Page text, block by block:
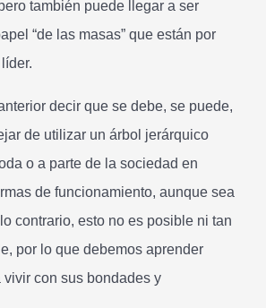
también puede llegar a ser
“de las masas” que están por
decir que se debe, se puede,
de utilizar un árbol jerárquico
o a parte de la sociedad en
de funcionamiento, aunque sea
contrario, esto no es posible ni tan
por lo que debemos aprender
con sus bondades y